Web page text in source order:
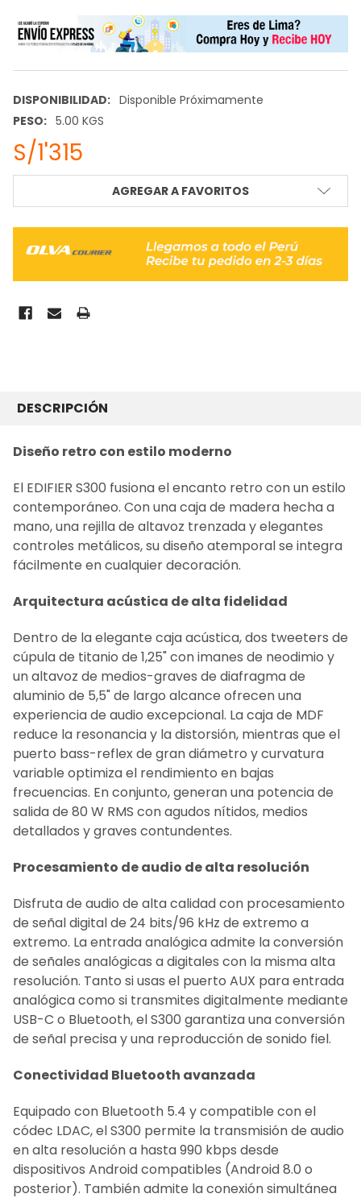
DISPONIBILIDAD: Disponible Próximamente
PESO: 5.00 KGS
S/1'315
AGREGAR A FAVORITOS
JUNTOS
TODO
AÑADIR LO
SELECCIONADO
AL CARRITO
DESCRIPCIÓN
Diseño retro con estilo moderno
El EDIFIER S300 fusiona el encanto retro con un estilo
contemporáneo. Con una caja de madera hecha a
mano, una rejilla de altavoz trenzada y elegantes
controles metálicos, su diseño atemporal se integra
fácilmente en cualquier decoración.
Arquitectura acústica de alta fidelidad
Dentro de la elegante caja acústica, dos tweeters de
cúpula de titanio de 1,25" con imanes de neodimio y
un altavoz de medios-graves de diafragma de
aluminio de 5,5" de largo alcance ofrecen una
experiencia de audio excepcional. La caja de MDF
reduce la resonancia y la distorsión, mientras que el
puerto bass-reflex de gran diámetro y curvatura
variable optimiza el rendimiento en bajas
frecuencias. En conjunto, generan una potencia de
salida de 80 W RMS con agudos nítidos, medios
detallados y graves contundentes.
Procesamiento de audio de alta resolución
Disfruta de audio de alta calidad con procesamiento
de señal digital de 24 bits/96 kHz de extremo a
extremo. La entrada analógica admite la conversión
de señales analógicas a digitales con la misma alta
resolución. Tanto si usas el puerto AUX para entrada
analógica como si transmites digitalmente mediante
USB-C o Bluetooth, el S300 garantiza una conversión
de señal precisa y una reproducción de sonido fiel.
Conectividad Bluetooth avanzada
Equipado con Bluetooth 5.4 y compatible con el
códec LDAC, el S300 permite la transmisión de audio
en alta resolución a hasta 990 kbps desde
dispositivos Android compatibles (Android 8.0 o
posterior). También admite la conexión simultánea